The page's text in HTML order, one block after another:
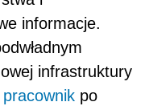
informacje.
infrastruktury
pracownik po